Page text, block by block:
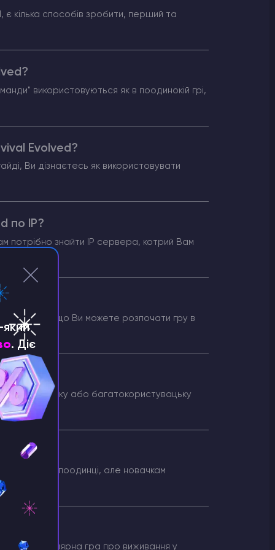
є кілька способів зробити, перший та
використовуються як в поодинокій грі,
Evolved?
Ви дізнаєтесь як використовувати
по IP?
потрібно знайти IP сервера, котрий Вам
означає, що Ви можете розпочати гру в
в поодиноку або багатокористувацьку
пройти гру поодинці, але новачкам
- дуже популярна гра про виживання у
. Діє